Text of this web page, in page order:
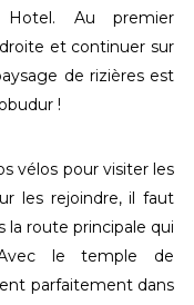
Hotel. Au premier
et continuer sur
de rizières est
!
vélos pour visiter les
les rejoindre, il faut
route principale qui
le temple de
parfaitement dans